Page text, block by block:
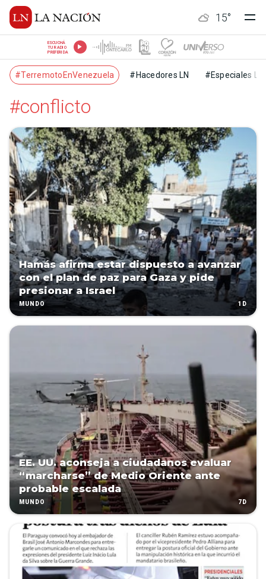
15°
ESCUCHÁ
TU RADIO
PREFERIDA
#TerremotoEnVenezuela #Hacedores LN #Especiales LN
#conflicto
Hamás afirma estar dispuesto a avanzar
con el plan de paz para Gaza y pide
presionar a Israel
MUNDO 1D
EE. UU. aconseja a ciudadanos evaluar
“marcharse” de Medio Oriente ante
probable escalada
MUNDO 7D